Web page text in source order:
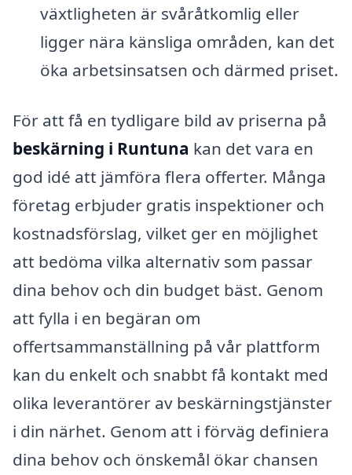
växtligheten är svåråtkomlig eller
ligger nära känsliga områden, kan det
öka arbetsinsatsen och därmed priset.
För att få en tydligare bild av priserna på
beskärning i Runtuna kan det vara en
god idé att jämföra flera offerter. Många
företag erbjuder gratis inspektioner och
kostnadsförslag, vilket ger en möjlighet
att bedöma vilka alternativ som passar
dina behov och din budget bäst. Genom
att fylla i en begäran om
offertsammanställning på vår plattform
kan du enkelt och snabbt få kontakt med
olika leverantörer av beskärningstjänster
i din närhet. Genom att i förväg definiera
dina behov och önskemål ökar chansen